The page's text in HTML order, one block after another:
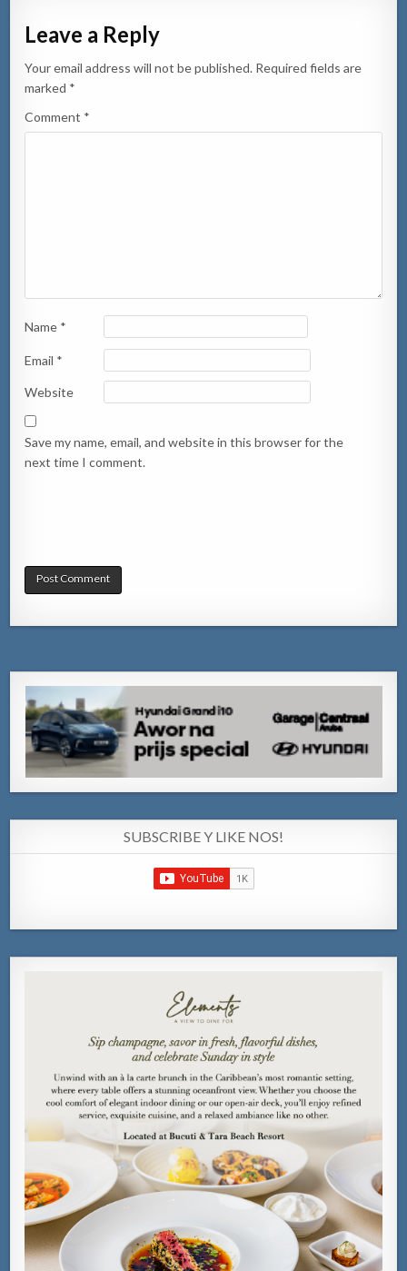
Leave a Reply
Your email address will not be published. Required fields are
marked *
Comment *
Name *
Email *
Website
Save my name, email, and website in this browser for the
next time I comment.
SUBSCRIBE Y LIKE NOS!